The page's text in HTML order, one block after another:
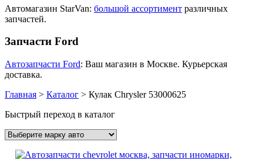
Автомагазин StarVan: большой ассортимент различных
запчастей.
Запчасти Ford
Автозапчасти Ford: Ваш магазин в Москве. Курьерская
доставка.
Главная > Каталог > Кулак Chrysler 53000625
Быстрый переход в каталог